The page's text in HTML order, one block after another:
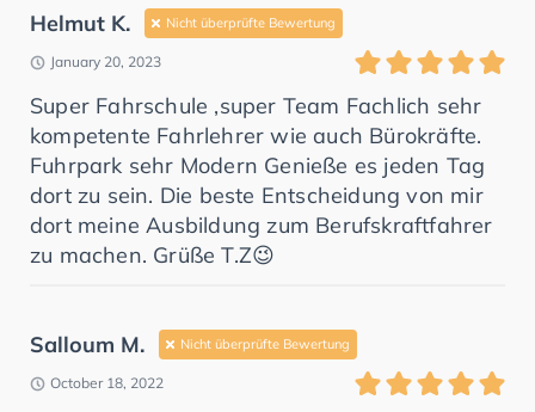
Helmut K. Nicht überprüfte Bewertung
January 20, 2023
Super Fahrschule ,super Team Fachlich sehr
kompetente Fahrlehrer wie auch Bürokräfte.
Fuhrpark sehr Modern Genieße es jeden Tag
dort zu sein. Die beste Entscheidung von mir
dort meine Ausbildung zum Berufskraftfahrer
zu machen. Grüße T.Z😉
Salloum M. Nicht überprüfte Bewertung
October 18, 2022